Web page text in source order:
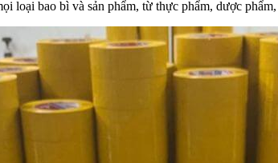
loại bao bì và sản phẩm, từ thực phẩm, dược